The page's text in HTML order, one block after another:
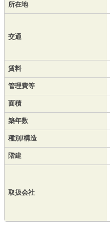
所在地
交通
賃料
管理費等
面積
築年数
種別/構造
階建
取扱会社